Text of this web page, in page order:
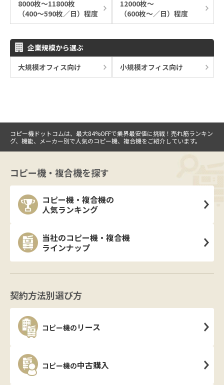
8000枚～11800枚
（400～590枚／日）程度
12000枚～
（600枚～／日）程度
企業規模から選ぶ
大規模オフィス向け
小規模オフィス向け
コピー機ドットコムは、最大84%OFFで業界最安値に挑戦！売れ筋ランキン
グ、機能、メーカー別で人気のコピー機、複合機をご紹介しています。
コピー機・複合機を探す
コピー機・複合機の
人気ランキング
当社のコピー機・複合機
ラインナップ
契約方法別選び方
コピー機の リース
コピー機の中古購入